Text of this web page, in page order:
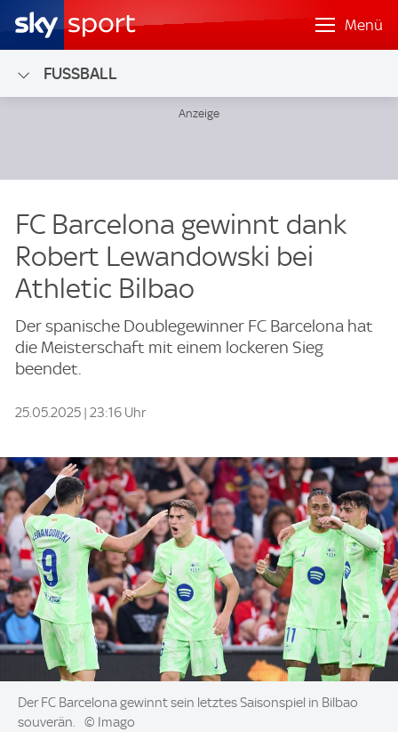
Menü
FUSSBALL
FC Barcelona gewinnt dank
Robert Lewandowski bei
Athletic Bilbao
Der spanische Doublegewinner FC Barcelona hat
die Meisterschaft mit einem lockeren Sieg
beendet.
25.05.2025 | 23:16 Uhr
Image:
Der FC Barcelona gewinnt sein letztes Saisonspiel in Bilbao
souverän.
© Imago